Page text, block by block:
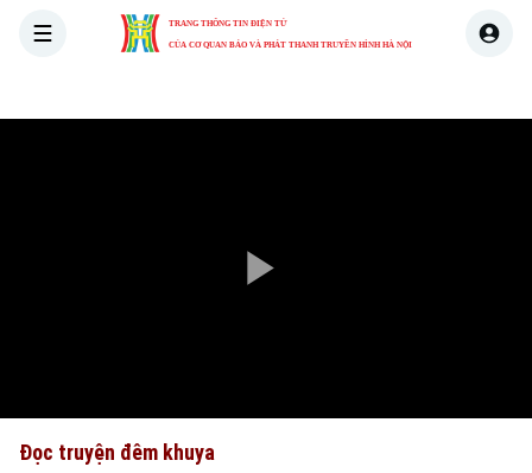
TRANG THÔNG TIN ĐIỆN TỬ
CỦA CƠ QUAN BÁO VÀ PHÁT THANH TRUYỀN HÌNH HÀ NỘI
Đọc truyện đêm khuya